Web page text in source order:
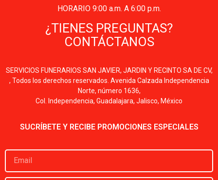
HORARIO 9:00 a.m. A 6:00 p.m.
¿TIENES PREGUNTAS?
CONTÁCTANOS
SERVICIOS FUNERARIOS SAN JAVIER, JARDIN Y RECINTO SA DE CV,
, Todos los derechos reservados. Avenida Calzada Independencia
Norte, número 1636,
Col. Independencia, Guadalajara, Jalisco, México
SUCRÍBETE Y RECIBE PROMOCIONES ESPECIALES